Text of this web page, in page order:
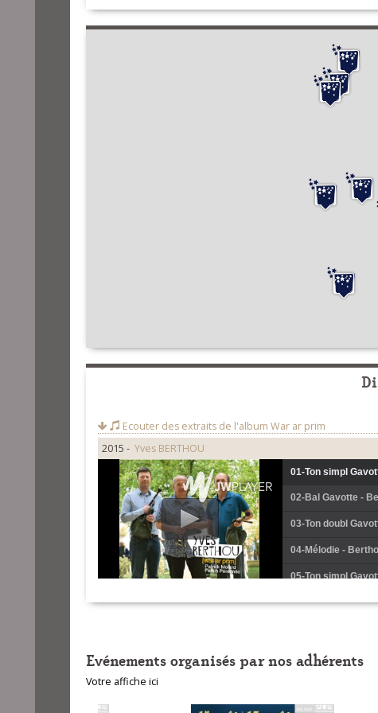
Ecouter des extraits de l'album War ar prim
2015 - Yves BERTHOU
01-Ton simpl
02-Bal Gavotte -
03-Ton doubl
04-Mélodie -
05-Ton simpl
06-Bal Gavotte -
08-Mélodie - Roch
10-Ton simpl
Evénements organisés par nos adhérents
Votre affiche ici